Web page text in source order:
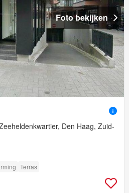
Foto bekijken
Den Haag, Zuid-
Terras